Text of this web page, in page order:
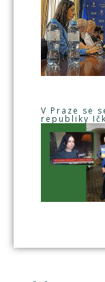
V Praze se
republiky